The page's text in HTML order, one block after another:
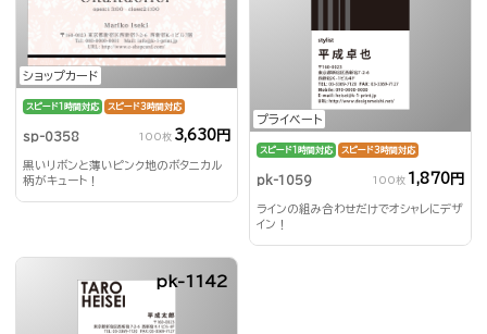
ショップカード
スピード1時間対応 スピード3時間対応
sp-0358 100枚 3,630円
黒いリボンと薄いピンク地のボタニカル
柄がキュート！
プライベート
スピード1時間対応 スピード3時間対応
pk-1059 100枚 1,870円
ラインの組み合わせだけでオシャレにデザ
イン！
pk-1142